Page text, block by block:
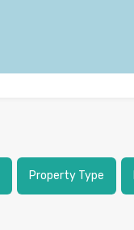
Property Type